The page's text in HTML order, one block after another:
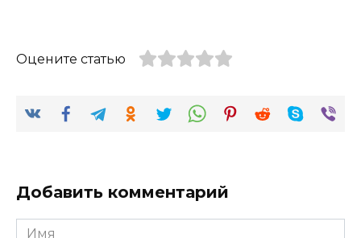
Оцените статью
Добавить комментарий
Имя